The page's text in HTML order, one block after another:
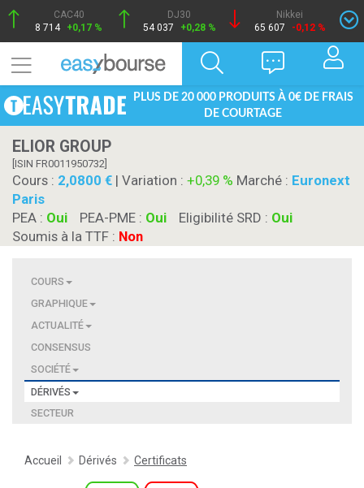
CAC40
8 714 +0,17 %
DJ30
54 037
+0,28 %
Nikkei
65 607
-0,12 %
PLUS DE 20 000 PRODUITS À 0€ DE FRAIS
DE COURTAGE
ELIOR GROUP
[ISIN FR0011950732]
Cours : 2,0800 | Variation : +0,39 % Marché : Euronext
Paris
PEA : Oui PEA-PME : Oui Eligibilité SRD : Oui
Soumis à la TTF : Non
COURS
GRAPHIQUE
ACTUALITÉ
CONSENSUS
SOCIÉTÉ
DÉRIVÉS
SECTEUR
Accueil Dérivés Certificats